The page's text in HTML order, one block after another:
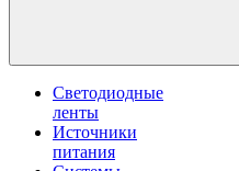
Светодиодные
ленты
Источники
питания